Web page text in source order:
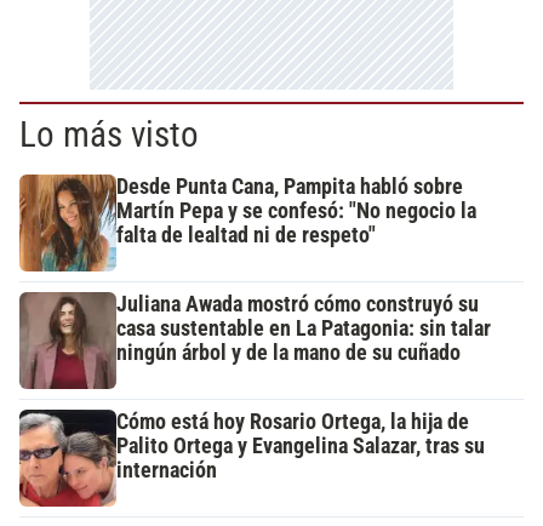
Lo más visto
Desde Punta Cana, Pampita habló sobre
Martín Pepa y se confesó: "No negocio la
falta de lealtad ni de respeto"
Juliana Awada mostró cómo construyó su
casa sustentable en La Patagonia: sin talar
ningún árbol y de la mano de su cuñado
Cómo está hoy Rosario Ortega, la hija de
Palito Ortega y Evangelina Salazar, tras su
internación